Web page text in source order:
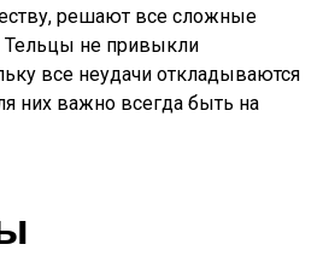
решают все сложные
Тельцы не привыкли
все неудачи откладываются
них важно всегда быть на